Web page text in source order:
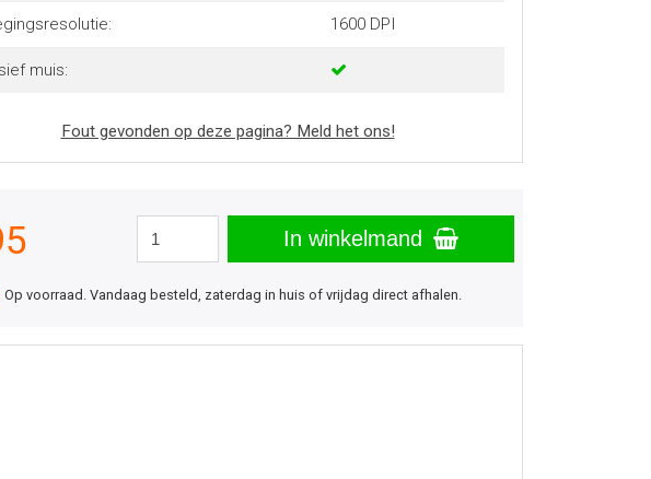
1600 DPI
muis:
Fout gevonden op deze pagina? Meld het ons!
In winkelmand
Op voorraad. Vandaag besteld, zaterdag in huis of vrijdag direct afhalen.